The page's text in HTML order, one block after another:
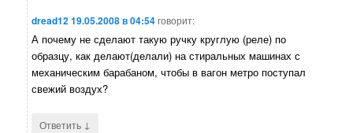
dread1219.05.2008 в 04:54говорит:
А почему не сделают такую ручку круглую (реле) по
образцу, как делают(делали) на стиральных машинах с
механическим барабаном, чтобы в вагон метро поступал
свежий воздух?
Ответить ↓